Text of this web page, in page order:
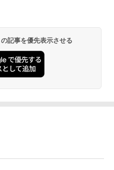
記事を優先表示させる